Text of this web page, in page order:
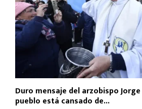
Duro mensaje del arzobispo Jorge
pueblo está cansado de...